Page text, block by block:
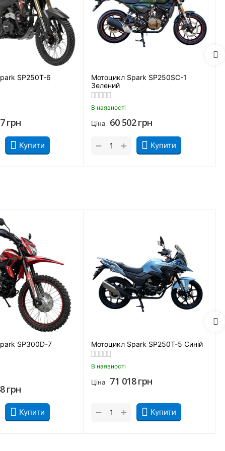
мотору тримати оптимальний діапазон обертів і
двигуна та оптимізувати витрату пального.
Вони швидше зупиняють мотоцикл в екстреній
Запоріжжя, Вінниця, Кривий Ріг, Полтава, Черкаси,
Ужгород
Є
SP250T-6
грн
Купити
Мотоцикл Spark SP250SC-1
Зелений
В наявності
Ціна 60 502грн
Купити
+
−
SP300D-7
грн
Купити
Мотоцикл Spark SP250T-5 Синій
В наявності
Ціна 71 018грн
Купити
+
−